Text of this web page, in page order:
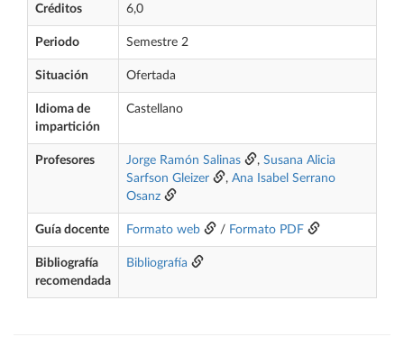
Créditos 6,0
Periodo Semestre 2
Situación Ofertada
Idioma de
impartición
Castellano
Profesores Jorge Ramón Salinas , Susana Alicia
Sarfson Gleizer
, Ana Isabel Serrano
Osanz
Guía docente Formato web / Formato PDF
Bibliografía
recomendada
Bibliografía